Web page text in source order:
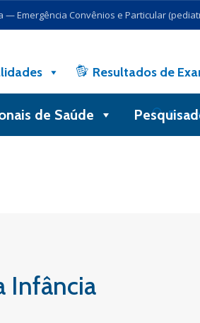
— Emergência Convênios e Particular
Resultados de
de Saúde
Infância